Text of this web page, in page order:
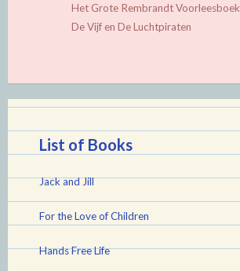
Het Grote Rembrandt Voorleesboek
De Vijf en De Luchtpiraten
List of Books
Jack and Jill
For the Love of Children
Hands Free Life